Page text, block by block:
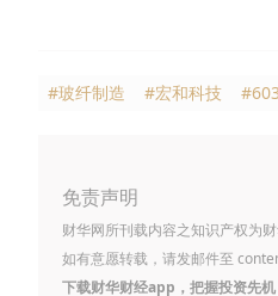
#玻纤制造 #宏和科技
免责声明
财华网所刊载内容之知识产权为
如有意愿转载，请发邮件至
下载财华财经app，把握投资先机